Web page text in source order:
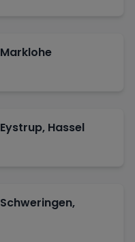
Marklohe
Eystrup, Hassel
Schweringen,